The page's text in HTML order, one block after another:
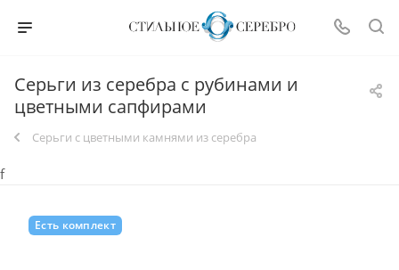
Серьги из серебра с рубинами и
цветными сапфирами
Cерьги с цветными камнями из серебра
f
Есть комплект